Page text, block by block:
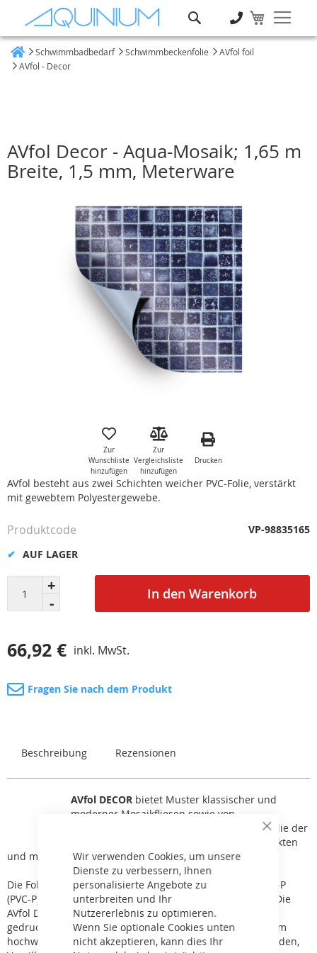
Close
Cookie
Wir verwenden Cookies, um unsere
Dienste zu verbessern, Ihnen
personalisierte Angebote zu
unterbreiten und Ihr
Nutzererlebnis zu optimieren.
Wenn Sie optionale Cookies unten
nicht akzeptieren, kann dies Ihr
Schwimmbadbedarf Schwimmbeckenfolie
AVfol foil
AVfol - Decor
AVfol Decor - Aqua-Mosaik; 1,65 m
Breite, 1,5 mm, Meterware
Zur
Wunschliste
hinzufügen
Zur
Vergleichsliste
hinzufügen
Drucken
AVfol besteht aus zwei Schichten weicher PVC-Folie, verstärkt
mit gewebtem Polyestergewebe.
In den Warenkorb
66,92 € inkl. MwSt.
AUF LAGER
Produktcode VP-98835165
Fragen Sie nach dem Produkt
Beschreibung Rezensionen
AVfol DECOR bietet Muster klassischer und
moderner Mosaikfliesen sowie von
Naturereignissen inspirierte Muster. Die Folie der
Reihe DECOR verleiht dem Pool einen perfekten
und modernen Look.
Die Folie besteht aus zwei Schichten aus Polyvinylchlorid-P
(PVC-P), verstärkt mit einem gewebten Polyestergewebe. Die
AVfol Decor-Muster sind unter einer Schutzlackschicht
gedruckt. Die Oberfläche der Folie ist außerdem mit einem
hochwertigen Schutzlack versehen, der die Folie vor Schäden,